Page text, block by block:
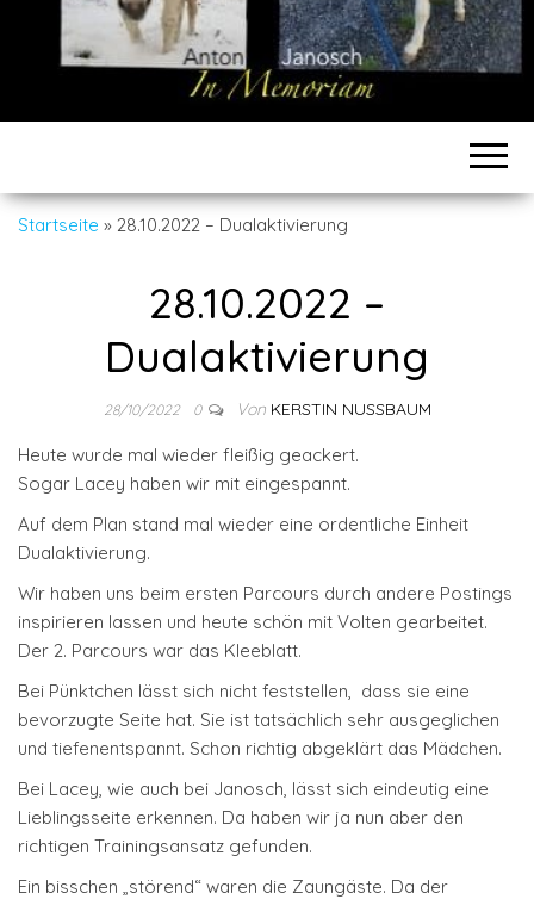
Startseite » 28.10.2022 – Dualaktivierung
28.10.2022 –
Dualaktivierung
28/10/2022 0 Von KERSTIN NUSSBAUM
Heute wurde mal wieder fleißig geackert.
Sogar Lacey haben wir mit eingespannt.
Auf dem Plan stand mal wieder eine ordentliche Einheit
Dualaktivierung.
Wir haben uns beim ersten Parcours durch andere Postings
inspirieren lassen und heute schön mit Volten gearbeitet.
Der 2. Parcours war das Kleeblatt.
Bei Pünktchen lässt sich nicht feststellen, dass sie eine
bevorzugte Seite hat. Sie ist tatsächlich sehr ausgeglichen
und tiefenentspannt. Schon richtig abgeklärt das Mädchen.
Bei Lacey, wie auch bei Janosch, lässt sich eindeutig eine
Lieblingsseite erkennen. Da haben wir ja nun aber den
richtigen Trainingsansatz gefunden.
Ein bisschen „störend“ waren die Zaungäste. Da der